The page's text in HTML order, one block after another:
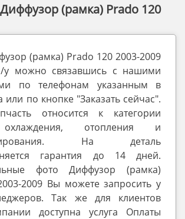
(рамка) Prado 120
(рамка) Prado 120 2003-2009
у можно связавшись с нашими
по телефонам указанным в
или по кнопке "Заказать сейчас".
относится к категории
отопления и
На деталь
гарантия до 14 дней.
фото Диффузор (рамка)
2009 Вы можете запросить у
Так же для клиентов
доступна услуга Оплаты